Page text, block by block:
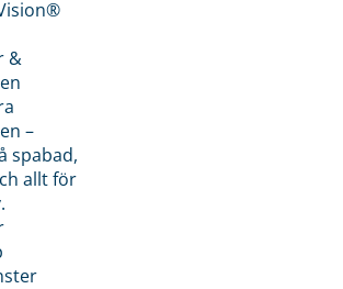
&
–
spabad,
allt för